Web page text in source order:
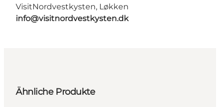
VisitNordvestkysten, Løkken
info@visitnordvestkysten.dk
Ähnliche Produkte